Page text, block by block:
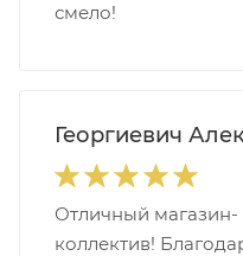
смело!
Георгиевич
Отличный
коллектив!